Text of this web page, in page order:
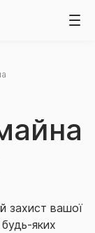
захист вашої
яких